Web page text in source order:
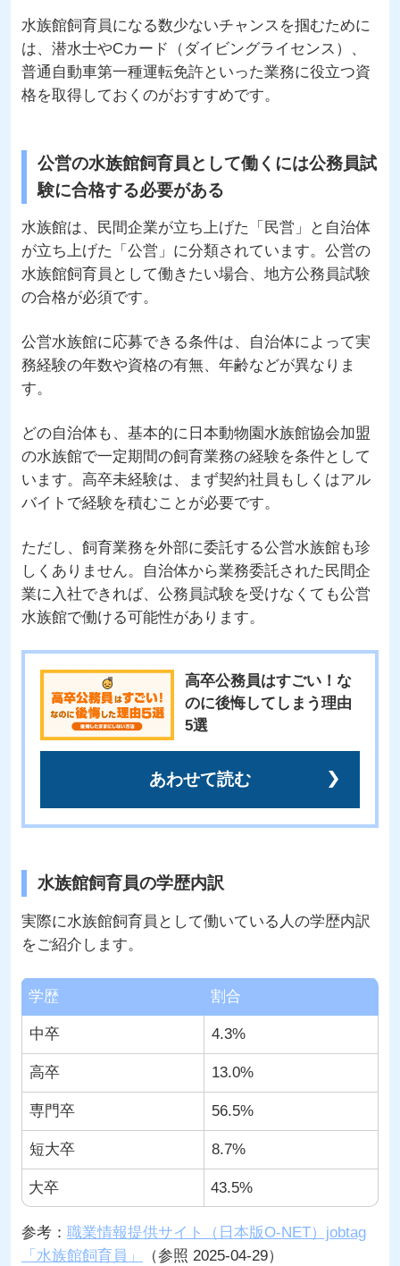
水族館飼育員になる数少ないチャンスを掴むために
は、潜水士やCカード（ダイビングライセンス）、
普通自動車第一種運転免許といった業務に役立つ資
格を取得しておくのがおすすめです。
公営の水族館飼育員として働くには公務員試
験に合格する必要がある
水族館は、民間企業が立ち上げた「民営」と自治体
が立ち上げた「公営」に分類されています。公営の
水族館飼育員として働きたい場合、地方公務員試験
の合格が必須です。
公営水族館に応募できる条件は、自治体によって実
務経験の年数や資格の有無、年齢などが異なりま
す。
どの自治体も、基本的に日本動物園水族館協会加盟
の水族館で一定期間の飼育業務の経験を条件として
います。高卒未経験は、まず契約社員もしくはアル
バイトで経験を積むことが必要です。
ただし、飼育業務を外部に委託する公営水族館も珍
しくありません。自治体から業務委託された民間企
業に入社できれば、公務員試験を受けなくても公営
水族館で働ける可能性があります。
高卒公務員はすごい！な
のに後悔してしまう理由
5選
あわせて読む
水族館飼育員の学歴内訳
実際に水族館飼育員として働いている人の学歴内訳
をご紹介します。
学歴 割合
中卒 4.3%
高卒 13.0%
専門卒 56.5%
短大卒 8.7%
大卒 43.5%
参考： 職業情報提供サイト（日本版O-NET）jobtag
「水族館飼育員」
（参照 2025-04-29）